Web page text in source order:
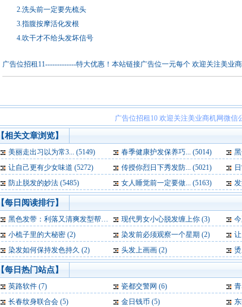
2.洗头前一定要先梳头
3.指腹按摩活化发根
4.吹干才不给头发坏信号
广告位招租11-------------特大优惠！本站链接广告位一元每个 欢迎关注美业
广告位招租10 欢迎关注美业商机网微
【相关文章浏览】
美丽走出习以为常3... (5149) 春季健康护发保养巧... (5014)
让自己更有少女味道 (5272)
传授你烈日下秀发防... (5021)
防止脱发的妙法 (5485)
女人睡觉前一定要做... (5163)
【每日阅读排行】
黑色发带：利落又清爽发型帮手 (4) 现代男女小心脱发缠上你 (3)
小梳子里的大秘密 (2)
染发前必须观察一个星期 (2)
染发如何保持发色持久 (2)
头发上画画 (2) 烫
【每日热门站点】
英路软件 (7) 瓷都交警网 (6)
长春纹身联合会 (5) 金日钱币 (5)